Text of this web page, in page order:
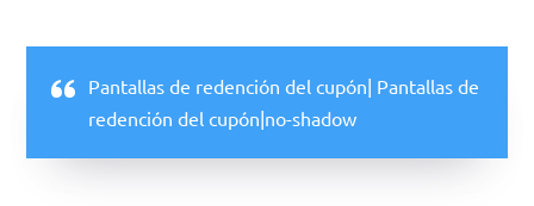
Pantallas de redención del cupón| Pantallas de
redención del cupón|no-shadow